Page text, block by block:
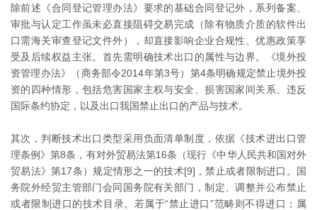
除前述《合同登记管理办法》要求的基础合同登记外，系列备案、
审批与认定工作虽未必直接阻碍交易完成（除有物质介质的软件出
口需海关审查登记文件外），却直接影响企业合规性、优惠政策享
受及后续权益主张。首先需明确技术出口的属性与边界。《境外投
资管理办法》（商务部令2014年第3号）第4条明确规定禁止境外投
资的四种情形，包括危害国家主权与安全、损害国家间关系、违反
国际条约协定，以及出口我国禁止出口的产品与技术。
其次，判断技术出口类型采用负面清单制度，依据《技术进出口管
理条例》第8条，有对外贸易法第16条（现行《中华人民共和国对外
贸易法》第17条）规定情形之一的技术[9]，禁止或者限制进口。国
务院外经贸主管部门会同国务院有关部门，制定、调整并公布禁止
或者限制进口的技术目录。若属于“禁止进口”范畴则不得进口；属